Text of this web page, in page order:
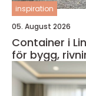
inspiration
05. August 2026
Container i
för bygg,